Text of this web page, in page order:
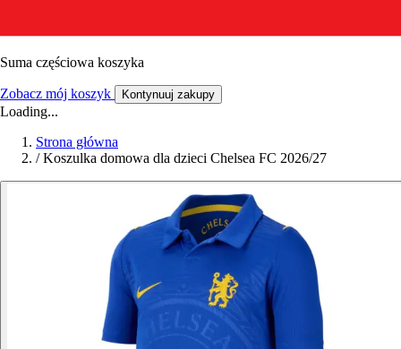
Suma częściowa koszyka
Zobacz mój koszyk Kontynuuj zakupy
Loading...
Strona główna
/ Koszulka domowa dla dzieci Chelsea FC 2026/27